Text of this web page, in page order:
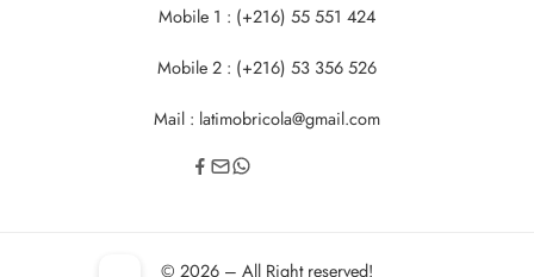
Mobile 1 : (+216) 55 551 424
Mobile 2 : (+216) 53 356 526
Mail : latimobricola@gmail.com
© 2026 – All Right reserved!